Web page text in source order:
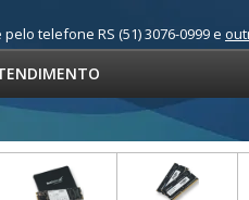
telefone RS (51) 3076-0999 e